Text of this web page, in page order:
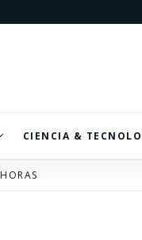
CIENCIA &